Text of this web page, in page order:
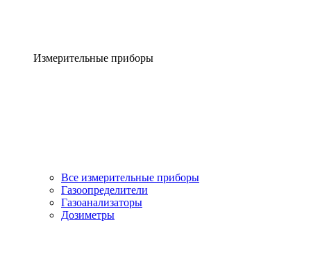
Измерительные приборы
Все измерительные приборы
Газоопределители
Газоанализаторы
Дозиметры